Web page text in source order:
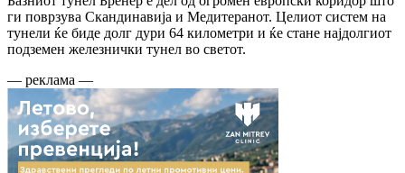
ги поврзува Скандинавија и Медитеранот. Целиот систем на
тунели ќе биде долг дури 64 километри и ќе стане најдолгиот
подземен железнички тунел во светот.
— реклама —